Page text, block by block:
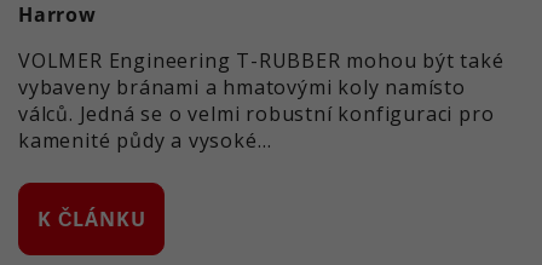
Harrow
VOLMER Engineering T-RUBBER mohou být také
vybaveny bránami a hmatovými koly namísto
válců. Jedná se o velmi robustní konfiguraci pro
kamenité půdy a vysoké…
K ČLÁNKU